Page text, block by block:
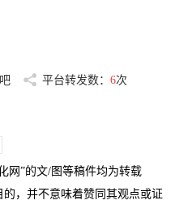
平台转发数： 6次
网”的文/图等稿件均为转载
，并不意味着赞同其观点或证